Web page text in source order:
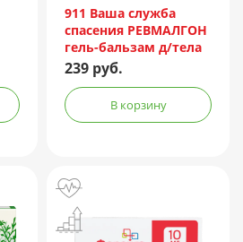
911 Ваша служба
спасения РЕВМАЛГОН
гель-бальзам д/тела
100мл
239 руб.
В корзину